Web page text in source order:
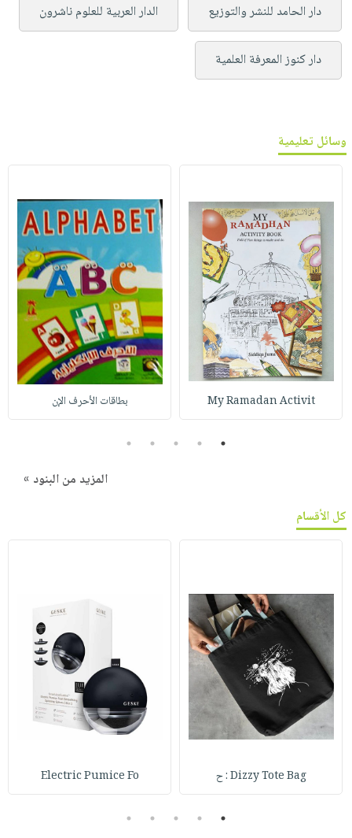
دار الحامد للنشر والتوزيع الدار العربية للعلوم ناشرون
دار كنوز المعرفة العلمية
وسائل تعليمية
My Ramadan Activit بطاقات الأحرف الإن
1
2
3
4
5
المزيد من البنود »
كل الأقسام
Dizzy Tote Bag : ح Electric Pumice Fo
1
2
3
4
5